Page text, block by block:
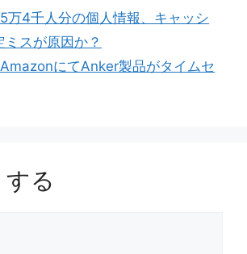
万4千人分の個人情報、キャッシ
ミスが原因か？
にてAnker製品がタイムセ
る